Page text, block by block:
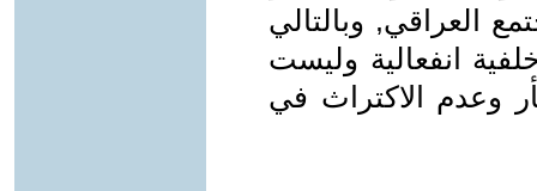
العراقي, وبالتالي
انفعالية وليست
وعدم الاكتراث في